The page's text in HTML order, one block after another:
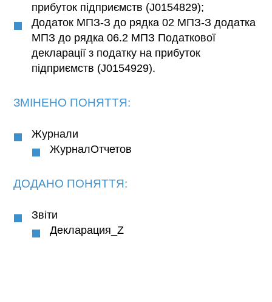
прибуток підприємств (J0154829);
Додаток МПЗ-З до рядка 02 МПЗ-З додатка
МПЗ до рядка 06.2 МПЗ Податкової
декларації з податку на прибуток
підприємств (J0154929).
ЗМІНЕНО ПОНЯТТЯ:
Журнали
ЖурналОтчетов
ДОДАНО ПОНЯТТЯ:
Звіти
Декларация_Z